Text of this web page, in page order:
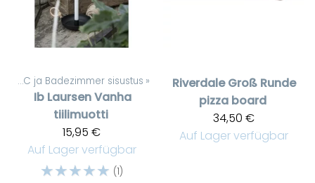
WC ja Badezimmer sisustus ‪»
Ib LaursenVanha
tiilimuotti
15,95 €
Auf Lager verfügbar
☆☆☆☆☆ (1)
Riverdale Groß Runde
pizza board
34,50 €
Auf Lager verfügbar